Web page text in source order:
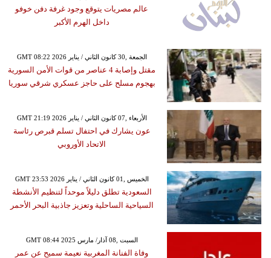
عالم مصريات يتوقع وجود غرفة دفن خوفو
داخل الهرم الأكبر
GMT 08:22 2026 الجمعة ,30 كانون الثاني / يناير
مقتل وإصابة 4 عناصر من قوات الأمن السورية
بهجوم مسلح على حاجز عسكري شرقي سوريا
GMT 21:19 2026 الأربعاء ,07 كانون الثاني / يناير
عون يشارك في احتفال تسلم قبرص رئاسة
الاتحاد الأوروبي
GMT 23:53 2026 الخميس ,01 كانون الثاني / يناير
السعودية تطلق دليلاً موحداً لتنظيم الأنشطة
السياحية الساحلية وتعزيز جاذبية البحر الأحمر
GMT 08:44 2025 السبت ,08 آذار/ مارس
وفاة الفنانة المغربية نعيمة سميح عن عمر